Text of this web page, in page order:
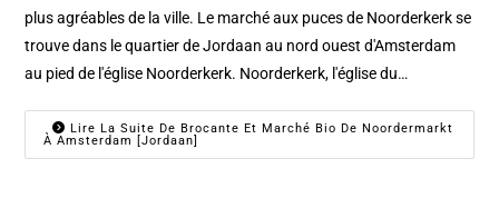
plus agréables de la ville. Le marché aux puces de Noorderkerk se
trouve dans le quartier de Jordaan au nord ouest d'Amsterdam
au pied de l'église Noorderkerk. Noorderkerk, l'église du…
Lire La Suite De Brocante Et Marché Bio De Noordermarkt
À Amsterdam [Jordaan]